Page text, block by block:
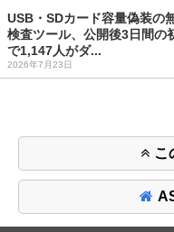
USB・SDカード容量偽装の
検査ツール、公開後3日間の
で1,147人がダ...
2026年7月23日
こ